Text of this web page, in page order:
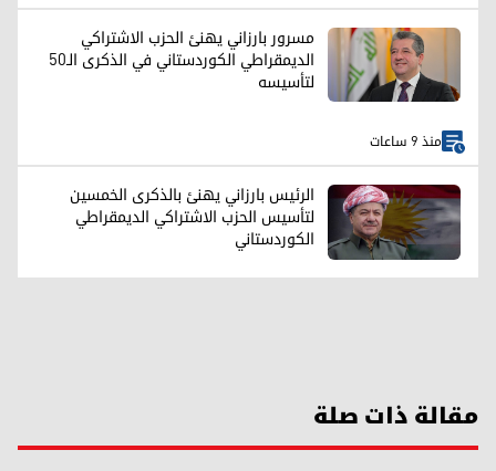
مسرور بارزاني يهنئ الحزب الاشتراكي
الديمقراطي الكوردستاني في الذكرى الـ50
لتأسيسه
منذ 9 ساعات
الرئيس بارزاني يهنئ بالذكرى الخمسين
لتأسيس الحزب الاشتراکي الديمقراطي
الكوردستاني
مقالة ذات صلة